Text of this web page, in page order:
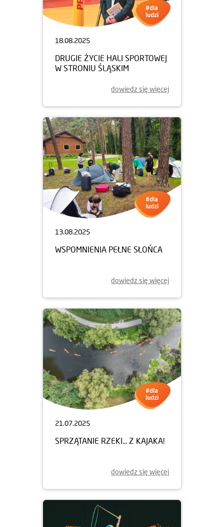
18.08.2025
DRUGIE ŻYCIE HALI SPORTOWEJ
W STRONIU ŚLĄSKIM
dowiedz się więcej
13.08.2025
WSPOMNIENIA PEŁNE SŁOŃCA
dowiedz się więcej
21.07.2025
SPRZĄTANIE RZEKI... Z KAJAKA!
dowiedz się więcej